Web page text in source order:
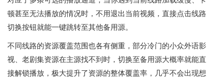
顿甚至无法播放的情况时，不用退出当前视频，直接点击线路
切换按钮就能一键跳转至其他备用源。
不同线路的资源覆盖范围也各有侧重，部分冷门的小众外语影
视、老剧集资源在主源找不到时，切换至备用源大概率就能直
接解锁播放，极大提升了资源的整体覆盖率，几乎不会出现想